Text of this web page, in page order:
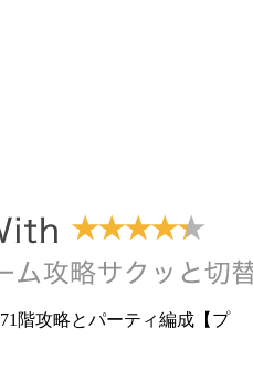
階攻略とパーティ編成【プ